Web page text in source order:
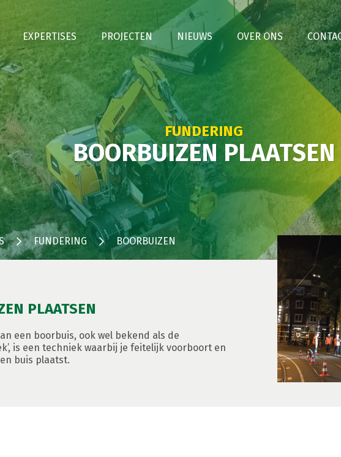
EXPERTISES PROJECTEN NIEUWS OVER ONS
FUNDERING
BOORBUIZEN PLAATSEN
FUNDERING BOORBUIZEN
PLAATSEN
een boorbuis, ook wel bekend als de
is een techniek waarbij je feitelijk voorboort en
buis plaatst.